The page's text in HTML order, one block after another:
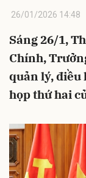
26/01/2026 14:48
Sáng 26/1,
Chính,
quản lý, điều
họp thứ hai